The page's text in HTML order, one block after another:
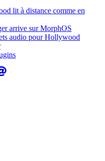
lit à distance comme en
arrive sur MorphOS
audio pour Hollywood